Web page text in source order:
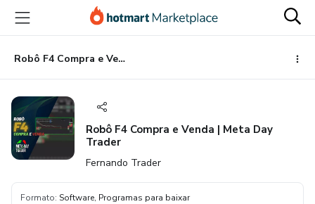
para
conteúdo
principal
para
pagamento
para
rodapé
Robô F4 Compra e Venda | Meta Day Trader
Robô F4 Compra e Venda | Meta Day
Trader
Fernando Trader
Formato: Software, Programas para baixar